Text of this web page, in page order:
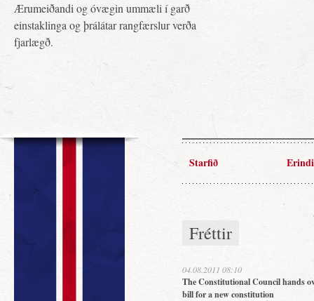
Ærumeiðandi og óvægin ummæli í garð
einstaklinga og þrálátar rangfærslur verða
fjarlægð.
Starfið Erindi
Fréttir
04.08.2011 08:10
The Constitutional Council hands
bill for a new constitution